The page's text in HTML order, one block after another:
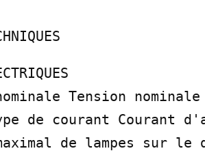
Tension
de courant Courant
de lampes sur